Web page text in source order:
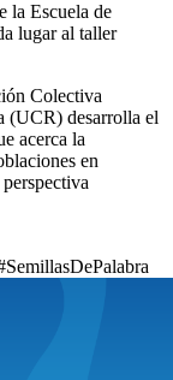
la Escuela de
lugar al taller
Colectiva
(UCR) desarrolla el
acerca la
en